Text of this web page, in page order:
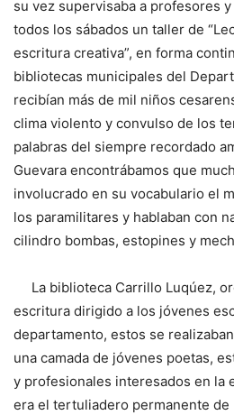
su vez supervisaba a profesores
todos los sábados un taller de
escritura creativa”, en forma
bibliotecas municipales del
recibían más de mil niños
clima violento y convulso de los
palabras del siempre recordado
Guevara encontrábamos que
involucrado en su vocabulario el
los paramilitares y hablaban con
cilindro bombas, estopines y
La biblioteca Carrillo Luqúez,
escritura dirigido a los jóvenes
departamento, estos se
una camada de jóvenes poetas,
y profesionales interesados en la
era el tertuliadero permanente de